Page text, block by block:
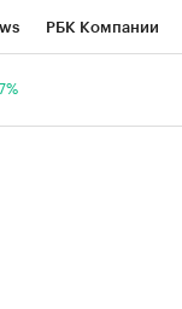
РБК Компании